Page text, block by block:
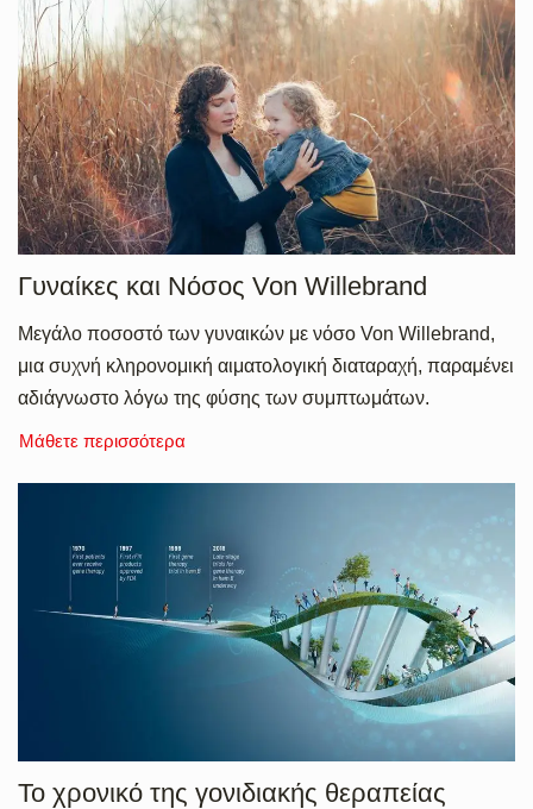
Γυναίκες και Νόσος Von Willebrand
Μεγάλο ποσοστό των γυναικών με νόσο Von Willebrand,
μια συχνή κληρονομική αιματολογική διαταραχή, παραμένει
αδιάγνωστο λόγω της φύσης των συμπτωμάτων.
Μάθετε περισσότερα
To χρονικό της γονιδιακής θεραπείας